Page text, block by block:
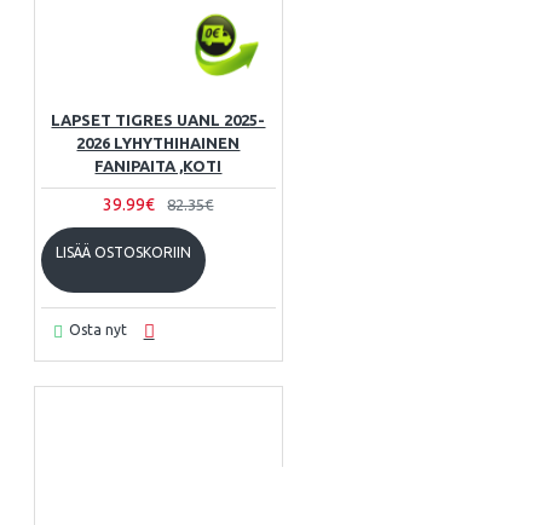
LAPSET TIGRES UANL 2025-
2026 LYHYTHIHAINEN
FANIPAITA ,KOTI
39.99€ 82.35€
LISÄÄ OSTOSKORIIN
Osta nyt